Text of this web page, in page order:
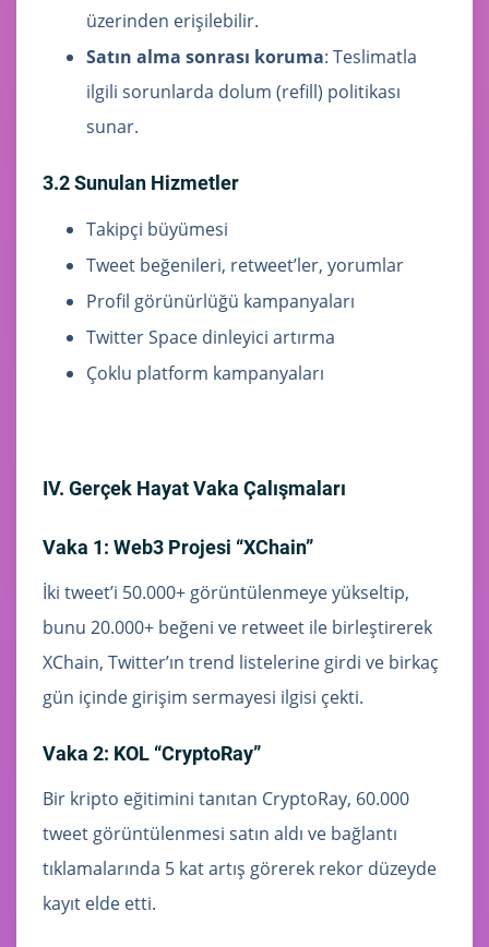
üzerinden erişilebilir.
Satın alma sonrası koruma: Teslimatla
ilgili sorunlarda dolum (refill) politikası
sunar.
3.2 Sunulan Hizmetler
Takipçi büyümesi
Tweet beğenileri, retweet’ler, yorumlar
Profil görünürlüğü kampanyaları
Twitter Space dinleyici artırma
Çoklu platform kampanyaları
IV. Gerçek Hayat Vaka Çalışmaları
Vaka 1: Web3 Projesi “XChain”
İki tweet’i 50.000+ görüntülenmeye yükseltip,
bunu 20.000+ beğeni ve retweet ile birleştirerek
XChain, Twitter’ın trend listelerine girdi ve birkaç
gün içinde girişim sermayesi ilgisi çekti.
Vaka 2: KOL “CryptoRay”
Bir kripto eğitimini tanıtan CryptoRay, 60.000
tweet görüntülenmesi satın aldı ve bağlantı
tıklamalarında 5 kat artış görerek rekor düzeyde
kayıt elde etti.